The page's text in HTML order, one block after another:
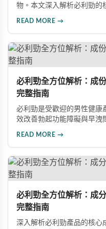
物。本文深入解析必利勁的
READ MORE →
必利勁全方位解析：成
完整指南
必利勁是受歡迎的男性健康
效改善勃起功能障礙與早洩
READ MORE →
必利勁全方位解析：成
完整指南
深入解析必利勁產品的核心